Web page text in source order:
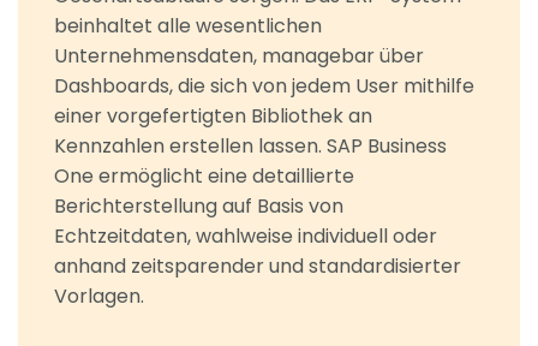
beinhaltet alle wesentlichen
Unternehmensdaten, managebar über
Dashboards, die sich von jedem User mithilfe
einer vorgefertigten Bibliothek an
Kennzahlen erstellen lassen. SAP Business
One ermöglicht eine detaillierte
Berichterstellung auf Basis von
Echtzeitdaten, wahlweise individuell oder
anhand zeitsparender und standardisierter
Vorlagen.